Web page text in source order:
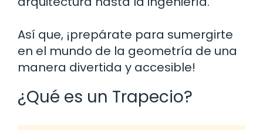
Así que, ¡prepárate para sumergirte
en el mundo de la geometría de una
manera divertida y accesible!
¿Qué es un Trapecio?